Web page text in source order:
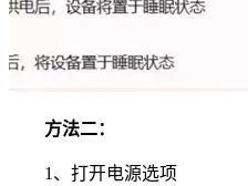
方法二：
1、打开电源选项